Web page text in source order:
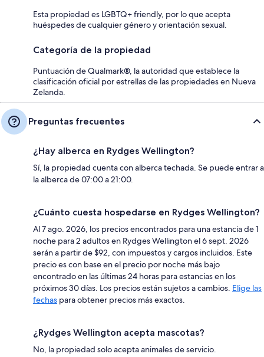
Esta propiedad es LGBTQ+ friendly, por lo que acepta
huéspedes de cualquier género y orientación sexual.
Categoría de la propiedad
Puntuación de Qualmark®, la autoridad que establece la
clasificación oficial por estrellas de las propiedades en Nueva
Zelanda.
Preguntas frecuentes
¿Hay alberca en Rydges Wellington?
Sí, la propiedad cuenta con alberca techada. Se puede entrar a
la alberca de 07:00 a 21:00.
¿Cuánto cuesta hospedarse en Rydges Wellington?
Al 7 ago. 2026, los precios encontrados para una estancia de 1
noche para 2 adultos en Rydges Wellington el 6 sept. 2026
serán a partir de $92, con impuestos y cargos incluidos. Este
precio es con base en el precio por noche más bajo
encontrado en las últimas 24 horas para estancias en los
próximos 30 días. Los precios están sujetos a cambios. Elige las
fechas para obtener precios más exactos.
¿Rydges Wellington acepta mascotas?
No, la propiedad solo acepta animales de servicio.